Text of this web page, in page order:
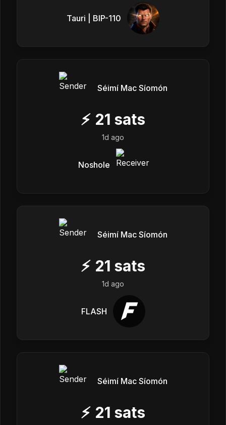
Tauri | BIP-110
Séimí Mac Síomón
⚡ 21 sats
1d ago
Noshole
Séimí Mac Síomón
⚡ 21 sats
1d ago
FLASH
Séimí Mac Síomón
⚡ 21 sats